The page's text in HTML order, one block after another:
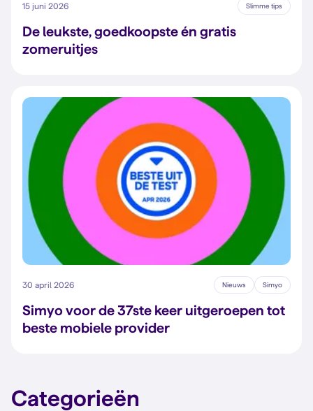
15 juni 2026 Slimme tips
De leukste, goedkoopste én gratis
zomeruitjes
30 april 2026 Nieuws Simyo
Simyo voor de 37ste keer uitgeroepen tot
beste mobiele provider
Categorieën